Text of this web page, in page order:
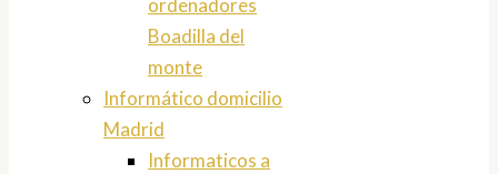
ordenadores
Boadilla del
monte
Informático domicilio
Madrid
Informaticos a